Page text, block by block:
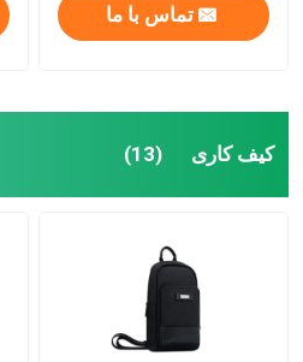
تماس با ما
کیف کاری (13)